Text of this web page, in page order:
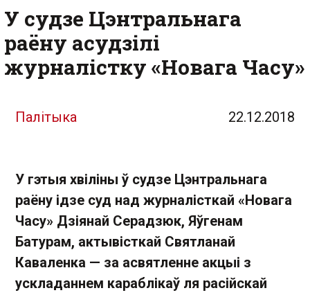
У судзе Цэнтральнага
раёну асудзілі
журналістку «Новага Часу»
Палітыка 22.12.2018
У гэтыя хвіліны ў судзе Цэнтральнага
раёну ідзе суд над журналісткай «Новага
Часу» Дзіянай Серадзюк, Яўгенам
Батурам, актывісткай Святланай
Каваленка — за асвятленне акцыі з
ускладаннем караблікаў ля расійскай